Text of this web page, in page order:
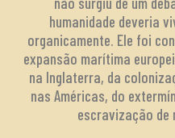
humanidade deveria
organicamente. Ele foi
expansão marítima
na Inglaterra, da
nas Américas, do
escravização de